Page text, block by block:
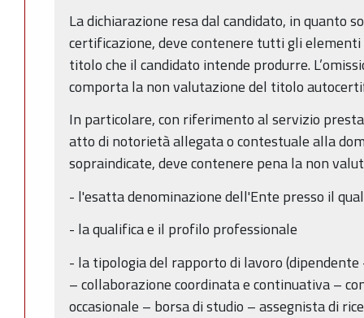
La dichiarazione resa dal candidato, in
certificazione, deve contenere tutti gli
titolo che il candidato intende produrre.
comporta la non valutazione del titolo
In particolare, con riferimento al servizio
atto di notorietà allegata o contestuale alla
sopraindicate, deve contenere pena la non
- l'esatta denominazione dell'Ente presso il
- la qualifica e il profilo professionale
- la tipologia del rapporto di lavoro
– collaborazione coordinata e continuativa –
occasionale – borsa di studio – assegnista di